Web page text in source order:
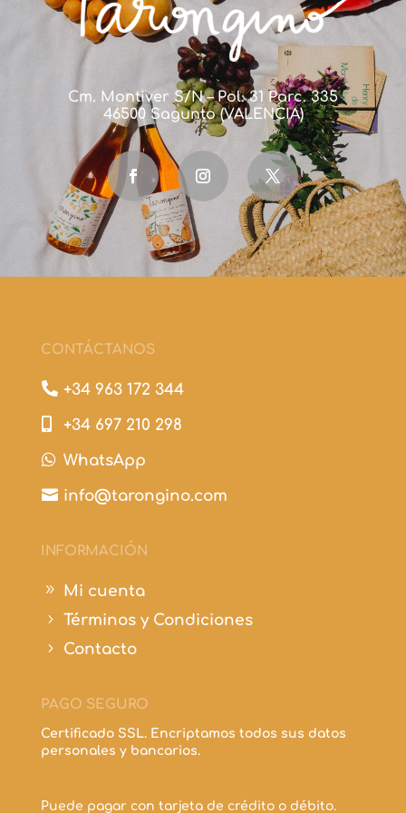
Cm. Montiver S/N – Pol. 31 Parc. 335
46500 Sagunto (VALENCIA)
CONTÁCTANOS
 +34 963 172 344
 +34 697 210 298
 WhatsApp
 info@tarongino.com
INFORMACIÓN
9 Mi cuenta
5 Términos y Condiciones
5 Contacto
PAGO SEGURO
Certificado SSL. Encriptamos todos sus datos
personales y bancarios.
Puede pagar con tarjeta de crédito o débito.